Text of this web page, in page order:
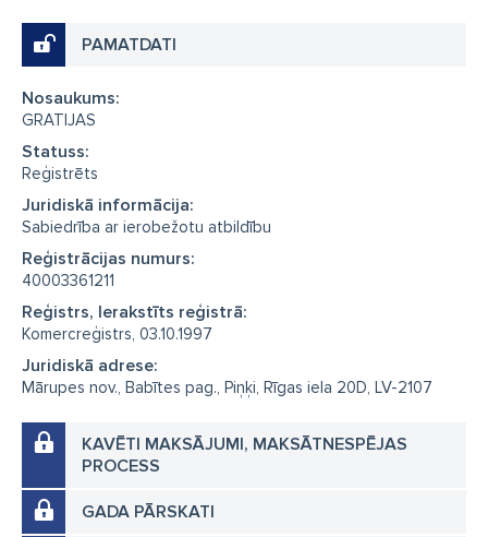
PAMATDATI
Nosaukums:
GRATIJAS
Statuss:
Reģistrēts
Juridiskā informācija:
Sabiedrība ar ierobežotu atbildību
Reģistrācijas numurs:
40003361211
Reģistrs, Ierakstīts reģistrā:
Komercreģistrs, 03.10.1997
Juridiskā adrese:
Mārupes nov., Babītes pag., Piņķi, Rīgas iela 20D, LV-2107
KAVĒTI MAKSĀJUMI, MAKSĀTNESPĒJAS
PROCESS
GADA PĀRSKATI